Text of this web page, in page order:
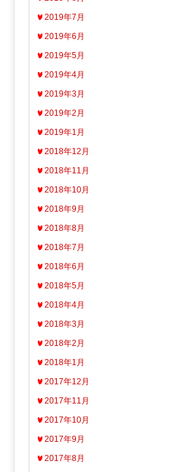
2019年7月
2019年6月
2019年5月
2019年4月
2019年3月
2019年2月
2019年1月
2018年12月
2018年11月
2018年10月
2018年9月
2018年8月
2018年7月
2018年6月
2018年5月
2018年4月
2018年3月
2018年2月
2018年1月
2017年12月
2017年11月
2017年10月
2017年9月
2017年8月